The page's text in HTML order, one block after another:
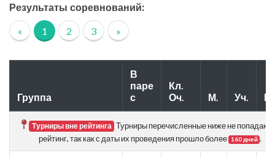
Результаты соревнований:
« 1 2 3 »
Группа
В
паре
с
Кл.
Оч.
М. Уч. Р.
Турниры вне рейтинга Турниры перечисленные ниже не попадают
рейтинг, так как с даты их проведения прошло более
160 дней .